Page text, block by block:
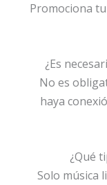
Promociona
¿Es
No es
haya
¿Qué
Solo música